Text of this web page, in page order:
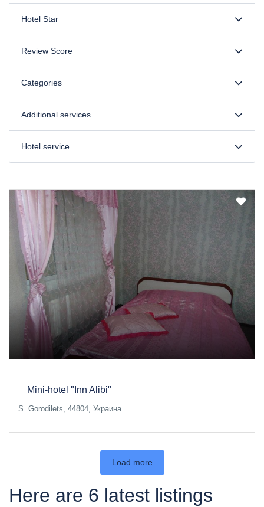
Hotel Star
Review Score
Categories
Additional services
Hotel service
Mini-hotel "Inn Alibi"
S. Gorodilets, 44804, Украина
Load more
Here are 6 latest listings